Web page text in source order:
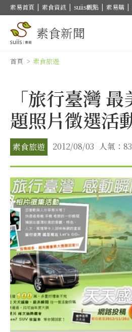
素易首頁 | 素食資訊 | suiis觀點 | 素易購 |
素食新聞
首頁 > 素食旅遊
「旅行臺灣
題照片徵選活
素食旅遊 2012/08/03 人氣：